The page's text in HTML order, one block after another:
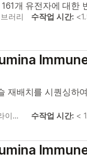
개 유전자에 대한
러리
수작업 시간:
재배치를 시퀀싱하
이… 수작업 시간: <